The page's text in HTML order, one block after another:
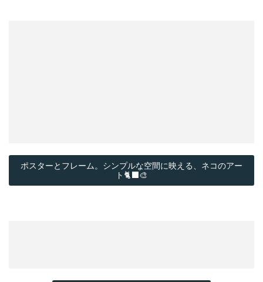
ポスターとフレーム。シンプルな空間に映える、ネコのアー
ト🐈‍⬛🎨